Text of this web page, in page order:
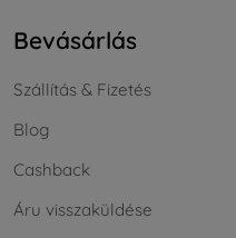
Bevásárlás
Szállítás & Fizetés
Blog
Cashback
Áru visszaküldése